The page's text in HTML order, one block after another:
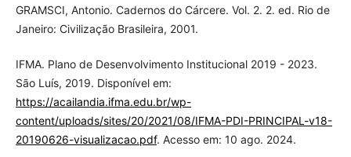
GRAMSCI, Antonio. Cadernos do Cárcere. Vol. 2. 2. ed. Rio de
Janeiro: Civilização Brasileira, 2001.
IFMA. Plano de Desenvolvimento Institucional 2019 - 2023.
São Luís, 2019. Disponível em:
https://acailandia.ifma.edu.br/wp-
content/uploads/sites/20/2021/08/IFMA-PDI-PRINCIPAL-v18-
20190626-visualizacao.pdf. Acesso em: 10 ago. 2024.